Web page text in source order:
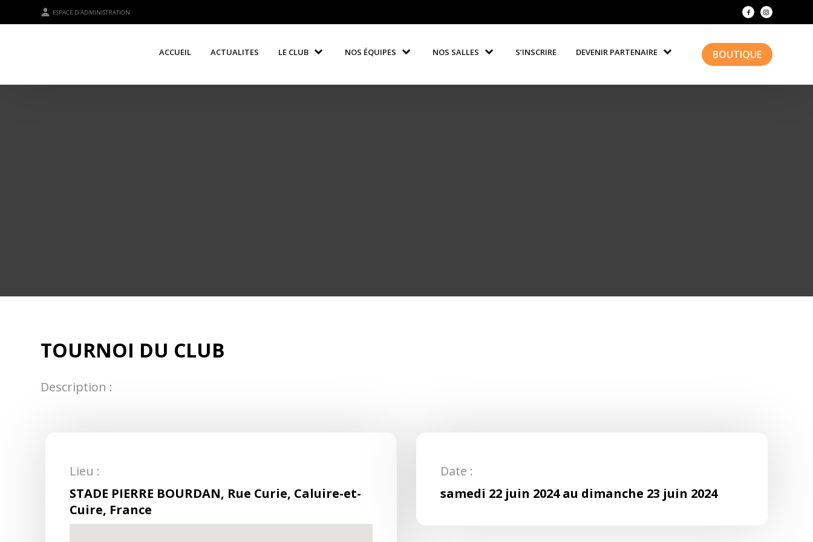
ESPACE D'ADMINISTRATION
ACCUEIL ACTUALITES LE CLUB NOS ÉQUIPES NOS SALLES S’INSCRIRE DEVENIR PARTENAIRE BOUTIQUE
TOURNOI DU CLUB
Description :
Lieu :
STADE PIERRE BOURDAN, Rue Curie, Caluire-et-
Cuire, France
Date :
samedi 22 juin 2024 au dimanche 23 juin 2024